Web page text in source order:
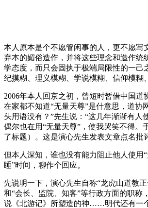
本人原本是个不愿管闲事的人，更不愿
弃本的媚俗造作，并将这些理念和造作
学态度，而只会固执于极端局限性的一
纪摸糊、理义模糊、学说模糊、信仰模
2006年本人回京之初，曾短时暂借中国
在家都不知道“无量天尊”是什意思，道协
头用语没有？”先生说：“这几年渐渐有
偶尔也在用“无量天尊”，使我哭笑不得
了标题）。这是演心先生发表文章点名批
但本人深知，谁也没有能力阻止他人使用
睡”时间，聊作个回应。
先说明一下，演心先生自称“龙虎山道教
和“会长、监院、知客”等行政方面的职称
说《北游记》所塑造的神……明代还有一